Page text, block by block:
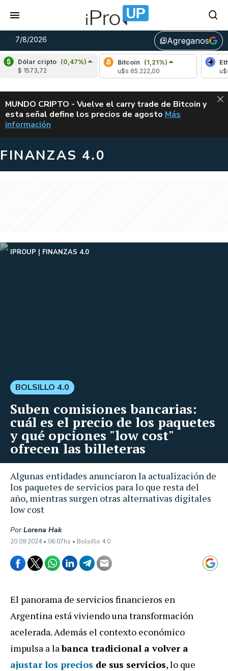
7/8/2026 library_addAgreganos
Dólar cripto (0,47%)
$ 1573,72
Bitcoin (1,21%)
u$s 65.222,00
u$s
ALERTA
MUNDO CRIPTO - Vuelve el carry trade de Bitcoin y
esta señal define los precios de agosto VUELVE EL
Más
información
FINANZAS 4.0
Algunas entidades anunciaron la actualización de
los paquetes de servicios para lo que resta del
año, mientras surgen otras alternativas digitales
low cost
IPROUP FINANZAS 4.0
PorLorena Hak
20.09.2024 • 06:07hs • Bolsillo 4.0
BOLSILLO 4.0
Suben comisiones bancarias:
cuál es el precio de los paquetes
y qué opciones "low cost"
ofrecen las billeteras
El panorama de servicios financieros en
Argentina está viviendo una transformación
acelerada. Además el contexto económico
impulsa a labanca tradicional a volver a
ajustar los precios de sus servicios, lo que